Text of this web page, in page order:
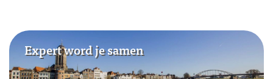
Expert word je samen